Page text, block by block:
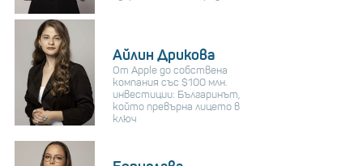
Айлин Дрикова
От Apple до собствена
компания със $100 млн.
инвестиции: Българинът,
който превърна лицето в
ключ